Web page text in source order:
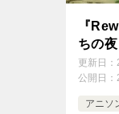
『
ちの
更新日：
公開日：
アニソ